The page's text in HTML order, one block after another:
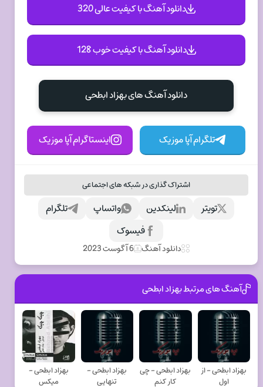
دانلود آهنگ با کیفیت عالی 320
دانلود آهنگ با کیفیت خوب 128
دانلود آهنگ های بهزاد ابطحی
تلگرام آپا موزیک اینستاگرام آپا موزیک
اشتراک گذاری در شبکه های اجتماعی
تلگرام واتساپ لینکدین
تویتر
فیسوک
دانلود آهنگ 6 آگوست 2023
آهنگ های مرتبط بهزاد ابطحی
بهزاد ابطحی - از
اول
بهزاد ابطحی - چی
کار کنم
بهزاد ابطحی -
تنهایی
بهزاد ابطحی -
میکس